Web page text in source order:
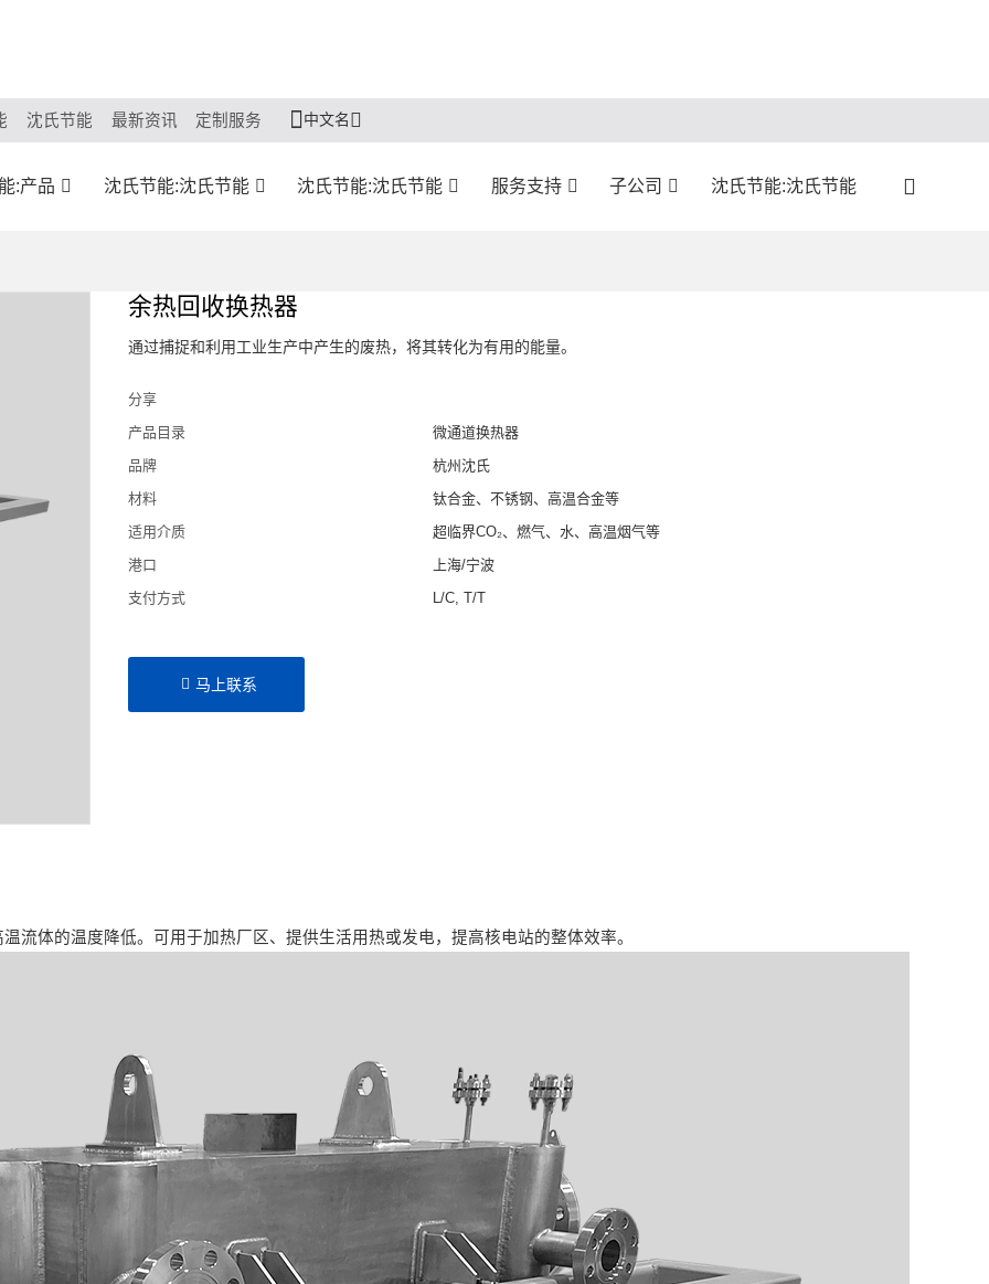
沈氏节能 最新资讯 定制服务 中文名
:产品 沈氏节能:沈氏节能 沈氏节能:沈氏节能 服务支持 子公司 沈氏节能:沈氏节能
余热回收换热器
通过捕捉和利用工业生产中产生的废热，将其转化为有用的能量。
分享
产品目录
微通道换热器
品牌
杭州沈氏
材料
钛合金、不锈钢、高温合金等
适用介质
超临界CO₂、燃气、水、高温烟气等
港口
上海/宁波
支付方式
L/C, T/T
马上联系
流体的温度降低。可用于加热厂区、提供生活用热或发电，提高核电站的整体效率。